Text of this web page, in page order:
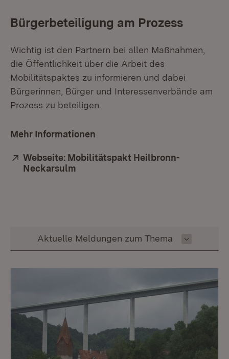
Bürgerbeteiligung am Prozess
Wichtig ist den Partnern bei allen Maßnahmen,
die Öffentlichkeit über die Arbeit des
Mobilitätspaktes zu informieren und dabei
Bürgerinnen, Bürger und Interessenverbände am
Prozess zu beteiligen.
Mehr Informationen
Extern:
Webseite: Mobilitätspakt Heilbronn-
Neckarsulm
Inhalt auswählen
Aktuelle Meldungen zum Thema